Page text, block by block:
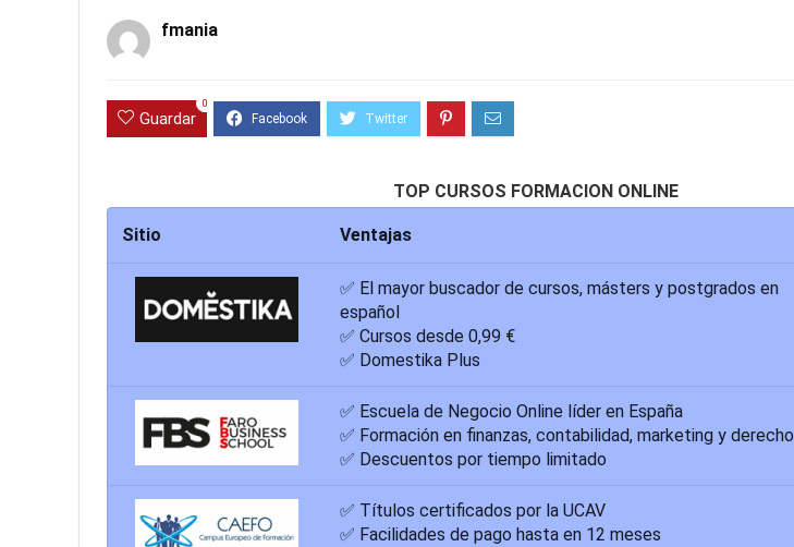
fmania
Guardar
0
TOP CURSOS FORMACION ONLINE
Sitio Ventajas
✅ El mayor buscador de cursos, másters y postgrados en
español
✅ Cursos desde 0,99 €
✅ Domestika Plus
✅ Escuela de Negocio Online líder en España
✅ Formación en finanzas, contabilidad, marketing y derecho
✅ Descuentos por tiempo limitado
✅ Títulos certificados por la UCAV
✅ Facilidades de pago hasta en 12 meses